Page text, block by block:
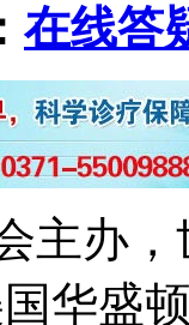
在线答
主办
华盛